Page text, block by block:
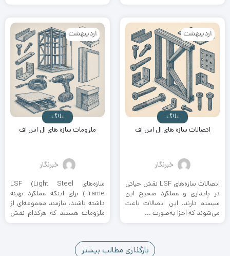
بلاگ
اردیبهشت
اتصالات سازه های ال اس اف
خبرنگار
اتصالات سازه‌های LSF نقش حیاتی
در پایداری و عملکرد صحیح این
سیستم دارند. این اتصالات باعث
می‌شوند که اجزا به‌صورت ...
بلاگ
اردیبهشت
ملزومات سازه های ال اس اف
خبرنگار
سازه‌های LSF (Light Steel
Frame) برای اینکه عملکرد بهینه
داشته باشند، نیازمند مجموعه‌ای از
ملزومات هستند که هرکدام نقش
بارگذاری مطالب بیشتر